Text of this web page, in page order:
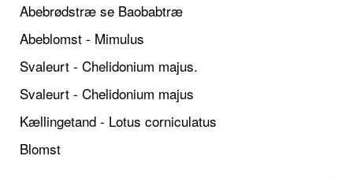
Abebrødstræ se Baobabtræ
Abeblomst - Mimulus
Svaleurt - Chelidonium majus.
Svaleurt - Chelidonium majus
Kællingetand - Lotus corniculatus
Blomst